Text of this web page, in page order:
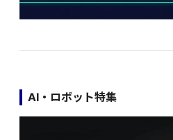
AI・ロボット特集